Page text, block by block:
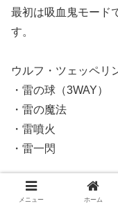
最初は吸血鬼モード
す。
ウルフ・ツェッペリ
・雷の球（3WAY）
・雷の魔法
・雷噴火
・雷一閃
足場の上をワープ
メニュー ホーム